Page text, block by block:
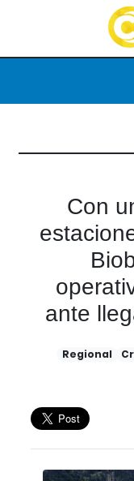
Con
ante
Regional